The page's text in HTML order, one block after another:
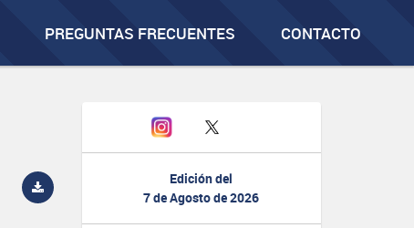
PREGUNTAS FRECUENTES CONTACTO
Edición del
7 de Agosto de 2026